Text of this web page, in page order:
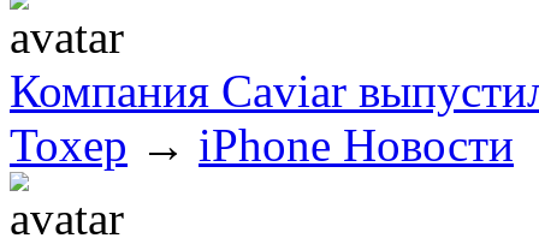
Компания Caviar
Toxep → iPhone Новости